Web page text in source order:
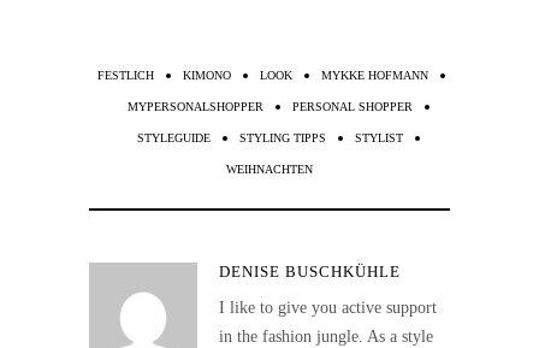
FESTLICH KIMONO LOOK MYKKE HOFMANN
MYPERSONALSHOPPER PERSONAL SHOPPER
STYLEGUIDE STYLING TIPPS STYLIST
WEIHNACHTEN
DENISE BUSCHKÜHLE
I like to give you active support
in the fashion jungle. As a style